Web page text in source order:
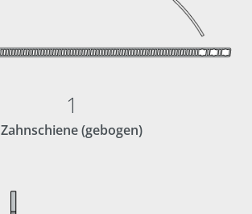
1
Zahnschiene (gebogen)